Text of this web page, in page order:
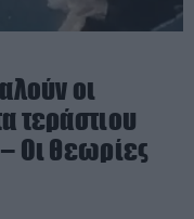
οι
τεράστιου
Οι θεωρίες